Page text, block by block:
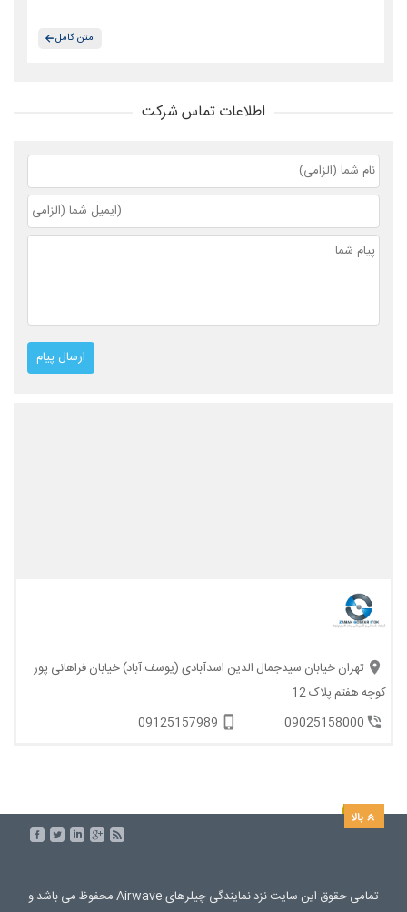
متن کامل
اطلاعات تماس شرکت
تهران خیابان سیدجمال الدین اسدآبادی (یوسف آباد) خیابان فراهانی پور
کوچه هفتم پلاک 12
09025158000
09125157989
تمامی حقوق این سایت نزد نمایندگی چیلرهای Airwave محفوظ می باشد و